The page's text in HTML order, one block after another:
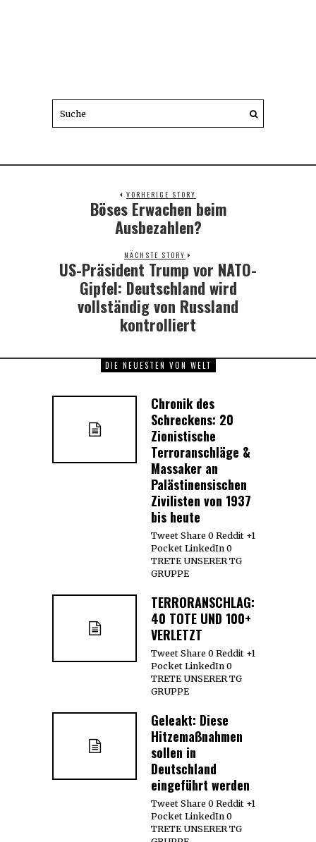
VORHERIGE STORY
Previous
post:
Böses Erwachen beim
Ausbezahlen?
NÄCHSTE STORY
Next
post:
US-Präsident Trump vor NATO-
Gipfel: Deutschland wird
vollständig von Russland
kontrolliert
DIE NEUESTEN VON WELT
Chronik des
Schreckens: 20
Zionistische
Terroranschläge &
Massaker an
Palästinensischen
Zivilisten von 1937
bis heute
Tweet Share 0 Reddit +1
Pocket LinkedIn 0
TRETE UNSERER TG
GRUPPE
TERRORANSCHLAG:
40 TOTE UND 100+
VERLETZT
Tweet Share 0 Reddit +1
Pocket LinkedIn 0
TRETE UNSERER TG
GRUPPE
Geleakt: Diese
Hitzemaßnahmen
sollen in
Deutschland
eingeführt werden
Tweet Share 0 Reddit +1
Pocket LinkedIn 0
TRETE UNSERER TG